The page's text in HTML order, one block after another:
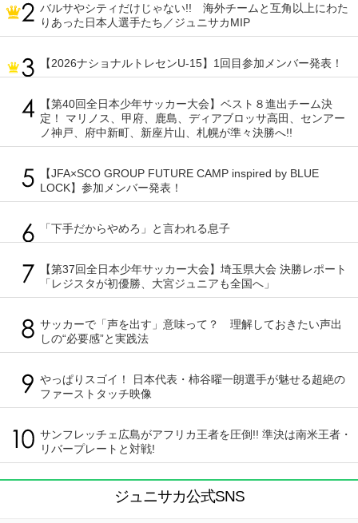
バルサやシティだけじゃない!! 海外チームと互角以上にわた
りあった日本人選手たち／ジュニサカMIP
【2026ナショナルトレセンU-15】1回目参加メンバー発表！
【第40回全日本少年サッカー大会】ベスト８進出チーム決
定！ マリノス、甲府、鹿島、ディアブロッサ高田、センアー
ノ神戸、府中新町、新座片山、札幌が準々決勝へ!!
【JFA×SCO GROUP FUTURE CAMP inspired by BLUE
LOCK】参加メンバー発表！
「下手だからやめろ」と言われる息子
【第37回全日本少年サッカー大会】埼玉県大会 決勝レポート
「レジスタが初優勝、大宮ジュニアも全国へ」
サッカーで「声を出す」意味って？ 理解しておきたい声出
しの“必要感”と実践法
やっぱりスゴイ！ 日本代表・柿谷曜一朗選手が魅せる超絶の
ファーストタッチ映像
サンフレッチェ広島がアフリカ王者を圧倒!! 準決は南米王者・
リバープレートと対戦!
ジュニサカ公式SNS